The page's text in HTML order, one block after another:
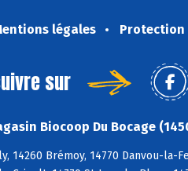
légales Protection
sur
Biocoop Du Bocage
14260 Brémoy, 14770 Danvou-la-